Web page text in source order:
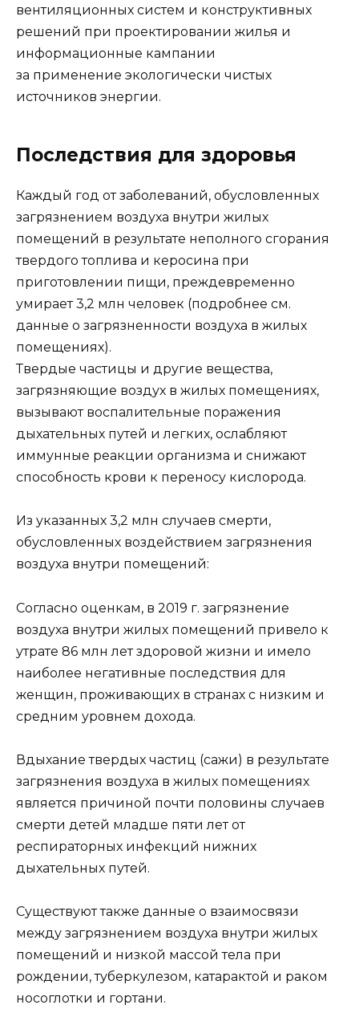
вентиляционных систем и конструктивных
решений при проектировании жилья и
информационные кампании
за применение экологически чистых
источников энергии.
Последствия для здоровья
Каждый год от заболеваний, обусловленных
загрязнением воздуха внутри жилых
помещений в результате неполного сгорания
твердого топлива и керосина при
приготовлении пищи, преждевременно
умирает 3,2 млн человек (подробнее см.
данные о загрязненности воздуха в жилых
помещениях).
Твердые частицы и другие вещества,
загрязняющие воздух в жилых помещениях,
вызывают воспалительные поражения
дыхательных путей и легких, ослабляют
иммунные реакции организма и снижают
способность крови к переносу кислорода.
Из указанных 3,2 млн случаев смерти,
обусловленных воздействием загрязнения
воздуха внутри помещений:
Согласно оценкам, в 2019 г. загрязнение
воздуха внутри жилых помещений привело к
утрате 86 млн лет здоровой жизни и имело
наиболее негативные последствия для
женщин, проживающих в странах с низким и
средним уровнем дохода.
Вдыхание твердых частиц (сажи) в результате
загрязнения воздуха в жилых помещениях
является причиной почти половины случаев
смерти детей младше пяти лет от
респираторных инфекций нижних
дыхательных путей.
Существуют также данные о взаимосвязи
между загрязнением воздуха внутри жилых
помещений и низкой массой тела при
рождении, туберкулезом, катарактой и раком
носоглотки и гортани.